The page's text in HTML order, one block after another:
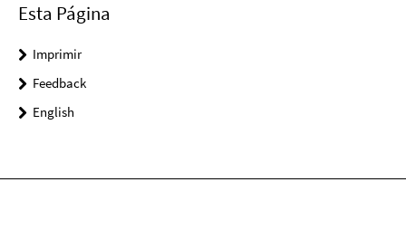
Esta Página
Imprimir
Feedback
English